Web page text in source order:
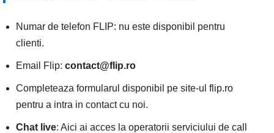
Numar de telefon FLIP: nu este disponibil pentru
clienti.
Email Flip: contact@flip.ro
Completeaza formularul disponibil pe site-ul flip.ro
pentru a intra in contact cu noi.
Chat live: Aici ai acces la operatorii serviciului de call